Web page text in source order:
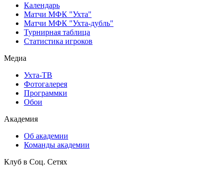
Календарь
Матчи МФК "Ухта"
Матчи МФК "Ухта-дубль"
Турнирная таблица
Статистика игроков
Медиа
Ухта-ТВ
Фотогалерея
Программки
Обои
Академия
Об академии
Команды академии
Клуб в Соц. Сетях